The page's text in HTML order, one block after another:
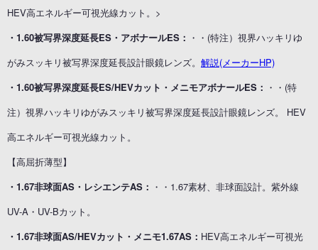
HEV高エネルギー可視光線カット。>
・1.60被写界深度延長ES・アボナールES： ・・(特注）視界ハッキリゆ
がみスッキリ被写界深度延長設計眼鏡レンズ。 解説(メーカーHP)
・1.60被写界深度延長ES/HEVカット・メニモアボナールES： ・・(特
注）視界ハッキリゆがみスッキリ被写界深度延長設計眼鏡レンズ。 HEV
高エネルギー可視光線カット。
【高屈折薄型】
・1.67非球面AS・レシエンテAS： ・・1.67素材、非球面設計。紫外線
UV-A・UV-Bカット。
・1.67非球面AS/HEVカット・メニモ1.67AS： HEV高エネルギー可視光